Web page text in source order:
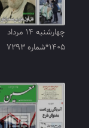
چهارشنبه ۱۴ مرداد
۱۴۰۵*شماره ۷۲۹۳